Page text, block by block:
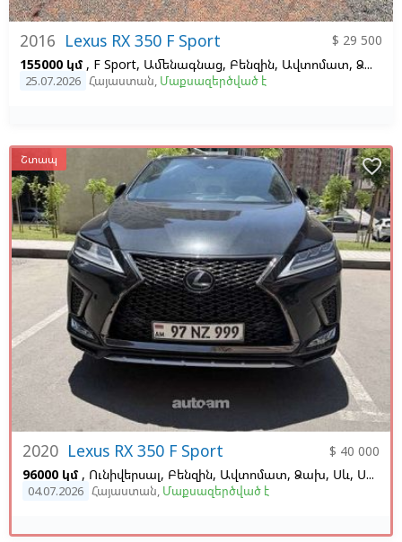
2016 Lexus RX 350 F Sport
$ 29 500
155000 կմ , F Sport, Ամենագնաց, Բենզին, Ավտոմատ, Ձախ,
25.07.2026 Հայաստան, Մաքսազերծված է
Շտապ
2020 Lexus RX 350 F Sport
$ 40 000
96000 կմ , Ունիվերսալ, Բենզին, Ավտոմատ, Ձախ, Սև, Սև, 3.5
04.07.2026 Հայաստան, Մաքսազերծված է
favorite_border